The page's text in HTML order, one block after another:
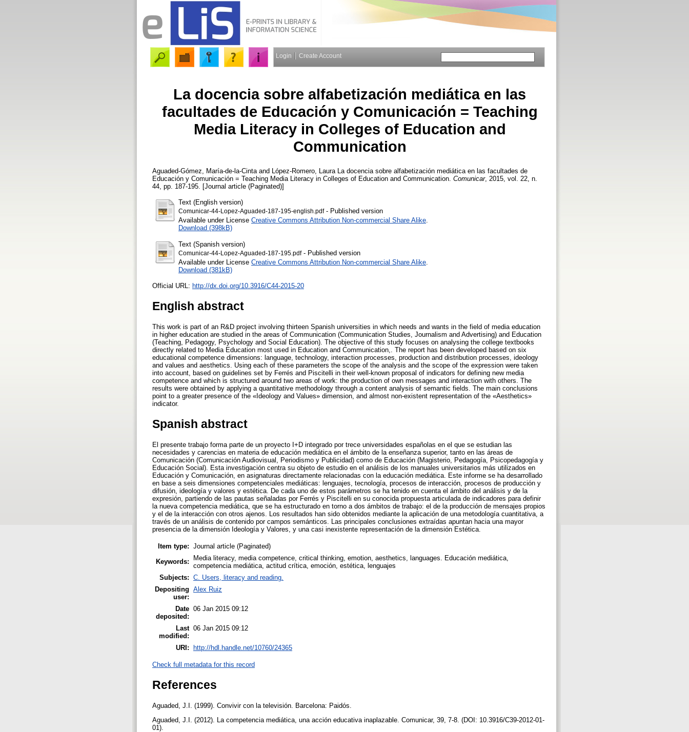
Login Create Account
La docencia sobre alfabetización mediática en las
facultades de Educación y Comunicación = Teaching
Media Literacy in Colleges of Education and
Communication
Aguaded-Gómez, María-de-la-Cinta and López-Romero, Laura La docencia sobre alfabetización mediática en las facultades de
Educación y Comunicación = Teaching Media Literacy in Colleges of Education and Communication. Comunicar, 2015, vol. 22, n.
44, pp. 187-195. [Journal article (Paginated)]
Text (English version)
Comunicar-44-Lopez-Aguaded-187-195-english.pdf- Published version
Available under License Creative Commons Attribution Non-commercial Share Alike
Download (398kB)
Text (Spanish version)
Comunicar-44-Lopez-Aguaded-187-195.pdf- Published version
Available under License Creative Commons Attribution Non-commercial Share Alike
Download (381kB)
Official URL: http://dx.doi.org/10.3916/C44-2015-20
English abstract
This work is part of an R&D project involving thirteen Spanish universities in which needs and wants in the field of media education
in higher education are studied in the areas of Communication (Communication Studies, Journalism and Advertising) and Education
(Teaching, Pedagogy, Psychology and Social Education). The objective of this study focuses on analysing the college textbooks
directly related to Media Education most used in Education and Communication,. The report has been developed based on six
educational competence dimensions: language, technology, interaction processes, production and distribution processes, ideology
and values and aesthetics. Using each of these parameters the scope of the analysis and the scope of the expression were taken
into account, based on guidelines set by Ferrés and Piscitelli in their well-known proposal of indicators for defining new media
competence and which is structured around two areas of work: the production of own messages and interaction with others. The
results were obtained by applying a quantitative methodology through a content analysis of semantic fields. The main conclusions
point to a greater presence of the «Ideology and Values» dimension, and almost non-existent representation of the «Aesthetics»
indicator.
Spanish abstract
El presente trabajo forma parte de un proyecto I+D integrado por trece universidades españolas en el que se estudian las
necesidades y carencias en materia de educación mediática en el ámbito de la enseñanza superior, tanto en las áreas de
Comunicación (Comunicación Audiovisual, Periodismo y Publicidad) como de Educación (Magisterio, Pedagogía, Psicopedagogía y
Educación Social). Esta investigación centra su objeto de estudio en el análisis de los manuales universitarios más utilizados en
Educación y Comunicación, en asignaturas directamente relacionadas con la educación mediática. Este informe se ha desarrollado
en base a seis dimensiones competenciales mediáticas: lenguajes, tecnología, procesos de interacción, procesos de producción y
difusión, ideología y valores y estética. De cada uno de estos parámetros se ha tenido en cuenta el ámbito del análisis y de la
expresión, partiendo de las pautas señaladas por Ferrés y Piscitelli en su conocida propuesta articulada de indicadores para definir
la nueva competencia mediática, que se ha estructurado en torno a dos ámbitos de trabajo: el de la producción de mensajes propios
y el de la interacción con otros ajenos. Los resultados han sido obtenidos mediante la aplicación de una metodología cuantitativa, a
través de un análisis de contenido por campos semánticos. Las principales conclusiones extraídas apuntan hacia una mayor
presencia de la dimensión Ideología y Valores, y una casi inexistente representación de la dimensión Estética.
Item type: Journal article (Paginated)
Keywords:
Media literacy, media competence, critical thinking, emotion, aesthetics, languages. Educación mediática,
competencia mediática, actitud crítica, emoción, estética, lenguajes
Subjects: C. Users, literacy and reading.
Depositing
user:
Alex Ruiz
Date
deposited:
06 Jan 2015 09:12
Last
modified:
06 Jan 2015 09:12
URI: http://hdl.handle.net/10760/24365
Check full metadata for this record
References
Aguaded, J.I. (1999). Convivir con la televisión. Barcelona: Paidós.
Aguaded, J.I. (2012). La competencia mediática, una acción educativa inaplazable. Comunicar, 39, 7-8. (DOI: 10.3916/C39-2012-01-
01).